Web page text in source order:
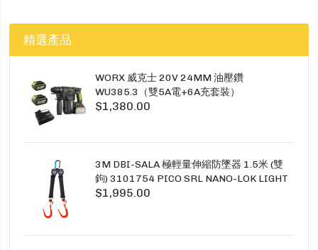
精選產品
WORX 威克士 20V 24MM 油壓鑽
WU385.3（雙5A電+6A充套裝）
$1,380.00
3M DBI-SALA 極輕量伸縮防墜器 1.5米 (雙
鉤) 3101754 PICO SRL NANO-LOK LIGHT
1.5M TWINS
$1,995.00